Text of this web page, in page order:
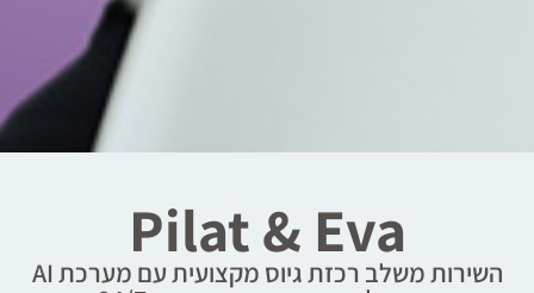
Pilat & Eva
השירות משלב רכזת גיוס מקצועית עם מערכת AI